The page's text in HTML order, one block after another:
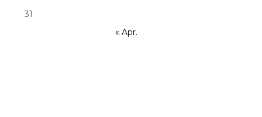
31
« Apr.